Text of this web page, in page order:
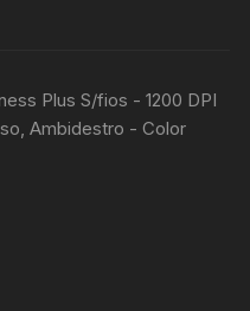
Plus S/fios - 1200 DPI
Ambidestro - Color